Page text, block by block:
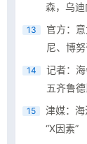
森，乌
13
官方：
尼、博
14
记者：
五齐鲁
15
津媒：
“X因素”